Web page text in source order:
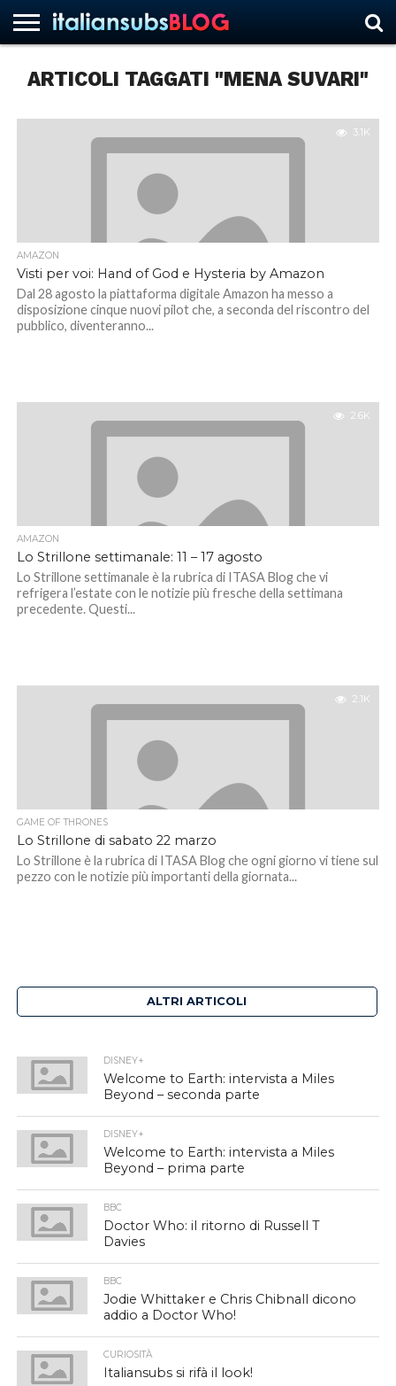
NEWS
ASCOLTI
RECENSIONI
INTERVISTE
CURIOSITÀ
CHI
CONTATTACI
FORUM
ITALIANSUBS
ARTICOLI TAGGATI "MENA SUVARI"
3.1K
AMAZON
Visti per voi: Hand of God e Hysteria by Amazon
Dal 28 agosto la piattaforma digitale Amazon ha messo a
disposizione cinque nuovi pilot che, a seconda del riscontro del
pubblico, diventeranno...
2.6K
AMAZON
Lo Strillone settimanale: 11 – 17 agosto
Lo Strillone settimanale è la rubrica di ITASA Blog che vi
refrigera l’estate con le notizie più fresche della settimana
precedente. Questi...
2.1K
GAME OF THRONES
Lo Strillone di sabato 22 marzo
Lo Strillone è la rubrica di ITASA Blog che ogni giorno vi tiene sul
pezzo con le notizie più importanti della giornata...
ALTRI ARTICOLI
DISNEY+
Welcome to Earth: intervista a Miles
Beyond – seconda parte
DISNEY+
Welcome to Earth: intervista a Miles
Beyond – prima parte
BBC
Doctor Who: il ritorno di Russell T
Davies
BBC
Jodie Whittaker e Chris Chibnall dicono
addio a Doctor Who!
CURIOSITÀ
Italiansubs si rifà il look!